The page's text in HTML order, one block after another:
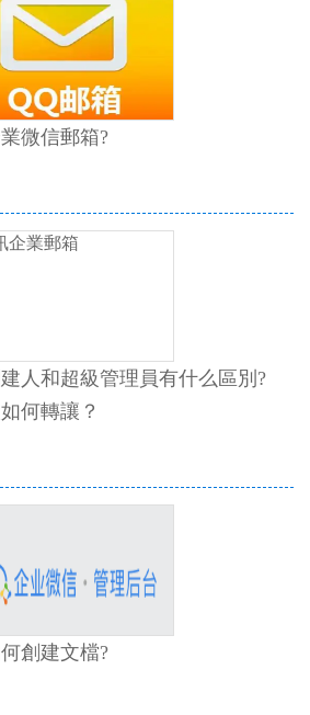
微信郵箱?
人和超級管理員有什么區別?
何轉讓？
創建文檔?